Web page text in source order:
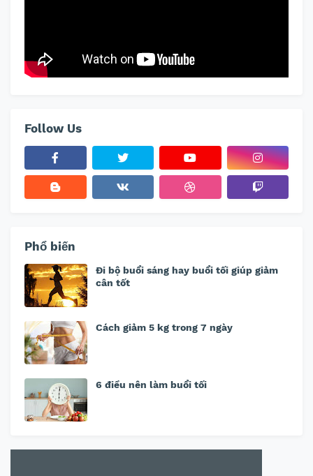
Follow Us
Phổ biến
Đi bộ buổi sáng hay buổi tối giúp giảm
cân tốt
Cách giảm 5 kg trong 7 ngày
6 điều nên làm buổi tối